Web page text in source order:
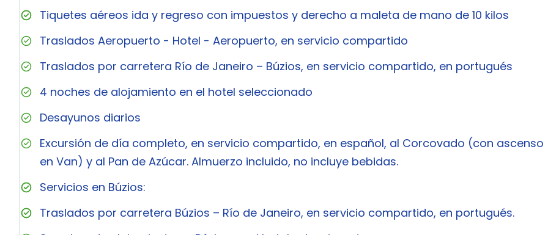
Tiquetes aéreos ida y regreso con impuestos y derecho a maleta de mano de 10 kilos
Traslados Aeropuerto - Hotel - Aeropuerto, en servicio compartido
Traslados por carretera Río de Janeiro – Búzios, en servicio compartido, en portugués
4 noches de alojamiento en el hotel seleccionado
Desayunos diarios
Excursión de día completo, en servicio compartido, en español, al Corcovado (con ascenso
en Van) y al Pan de Azúcar. Almuerzo incluido, no incluye bebidas.
Servicios en Búzios:
Traslados por carretera Búzios – Río de Janeiro, en servicio compartido, en portugués.